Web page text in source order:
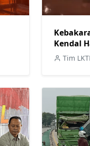
Kendal
danTim